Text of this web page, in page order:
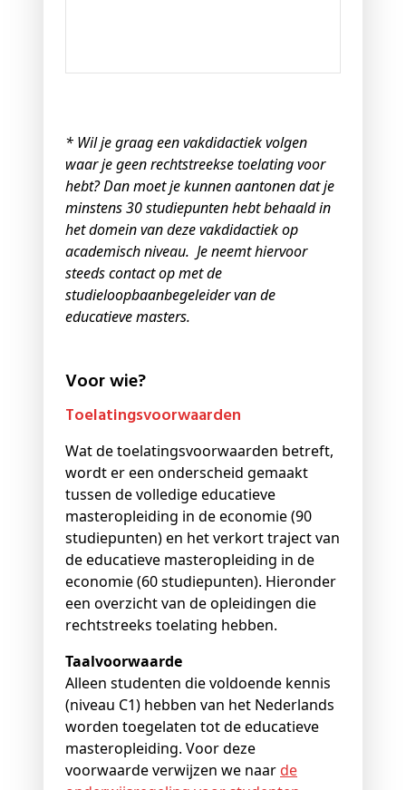
* Wil je graag een vakdidactiek volgen
waar je geen rechtstreekse toelating voor
hebt? Dan moet je kunnen aantonen dat je
minstens 30 studiepunten hebt behaald in
het domein van deze vakdidactiek op
academisch niveau. Je neemt hiervoor
steeds contact op met de
studieloopbaanbegeleider van de
educatieve masters.
Voor wie?
Toelatingsvoorwaarden
Wat de toelatingsvoorwaarden betreft,
wordt er een onderscheid gemaakt
tussen de volledige educatieve
masteropleiding in de economie (90
studiepunten) en het verkort traject van
de educatieve masteropleiding in de
economie (60 studiepunten). Hieronder
een overzicht van de opleidingen die
rechtstreeks toelating hebben.
Taalvoorwaarde
Alleen studenten die voldoende kennis
(niveau C1) hebben van het Nederlands
worden toegelaten tot de educatieve
masteropleiding. Voor deze
voorwaarde verwijzen we naar de